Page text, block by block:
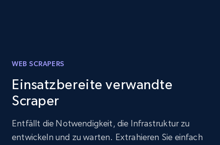
WEB SCRAPERS
Einsatzbereite verwandte
Scraper
Entfällt die Notwendigkeit, die Infrastruktur zu
entwickeln und zu warten. Extrahieren Sie einfach